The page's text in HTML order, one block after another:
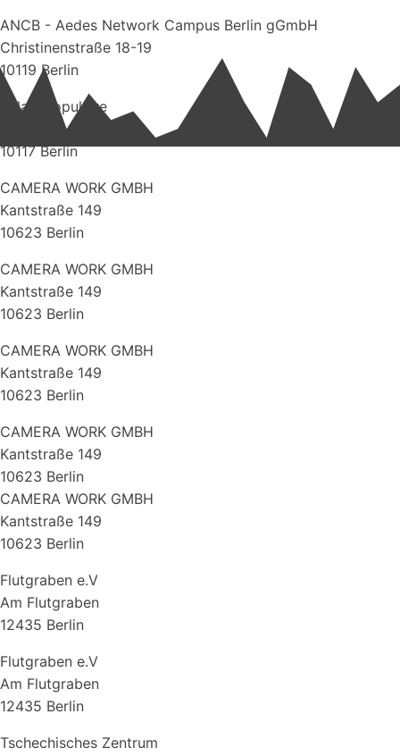
ANCB - Aedes Network Campus Berlin gGmbH
Christinenstraße 18-19
10119 Berlin
Palais Populaire
Unter den Linden 5
10117 Berlin
CAMERA WORK GMBH
Kantstraße 149
10623 Berlin
CAMERA WORK GMBH
Kantstraße 149
10623 Berlin
CAMERA WORK GMBH
Kantstraße 149
10623 Berlin
CAMERA WORK GMBH
Kantstraße 149
10623 Berlin
CAMERA WORK GMBH
Kantstraße 149
10623 Berlin
Flutgraben e.V
Am Flutgraben
12435 Berlin
Flutgraben e.V
Am Flutgraben
12435 Berlin
Tschechisches Zentrum